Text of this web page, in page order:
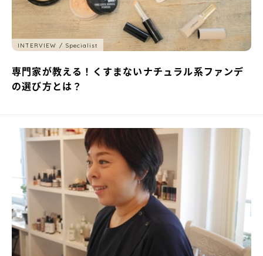
INTERVIEW Specialist
専門家が教える！くすまないナチュラル系ファンデ
の選び方とは？